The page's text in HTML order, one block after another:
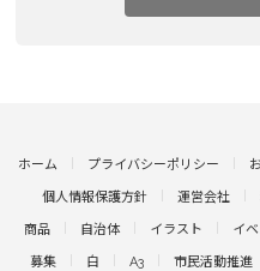
ホーム プライバシーポリシー
個人情報保護方針 運営会社
商品 自治体 イラスト イ
募集 白 A3 市民活動推進